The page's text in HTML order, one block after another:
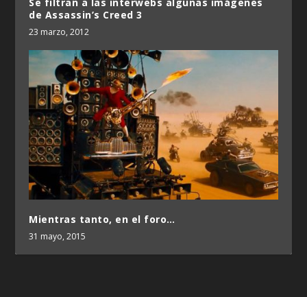
de Assassin’s Creed 3
23 marzo, 2012
Mientras tanto, en el foro…
31 mayo, 2015